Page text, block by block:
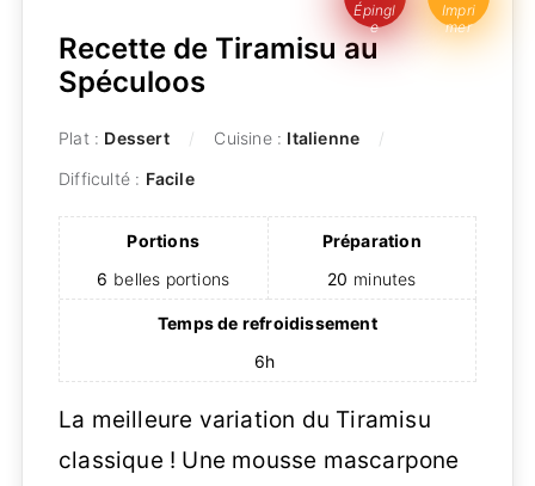
Épingl
e
Impri
mer
Recette de Tiramisu au
Spéculoos
Plat : Dessert Cuisine : Italienne
Difficulté : Facile
Portions
6 belles portions
Préparation
20 minutes
Temps de refroidissement
6h
La meilleure variation du Tiramisu
classique ! Une mousse mascarpone